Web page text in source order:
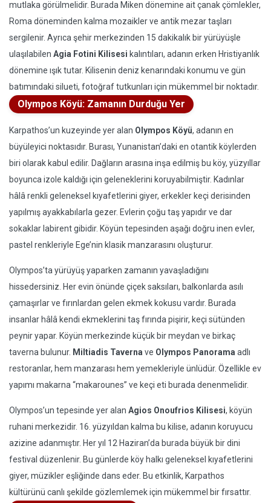
mutlaka görülmelidir. Burada Miken dönemine ait çanak çömlekler,
Roma döneminden kalma mozaikler ve antik mezar taşları
sergilenir. Ayrıca şehir merkezinden 15 dakikalık bir yürüyüşle
ulaşılabilen Agia Fotini Kilisesi kalıntıları, adanın erken Hristiyanlık
dönemine ışık tutar. Kilisenin deniz kenarındaki konumu ve gün
batımındaki silueti, fotoğraf tutkunları için mükemmel bir noktadır.
Olympos Köyü: Zamanın Durduğu Yer
Karpathos’un kuzeyinde yer alan Olympos Köyü, adanın en
büyüleyici noktasıdır. Burası, Yunanistan’daki en otantik köylerden
biri olarak kabul edilir. Dağların arasına inşa edilmiş bu köy, yüzyıllar
boyunca izole kaldığı için geleneklerini koruyabilmiştir. Kadınlar
hâlâ renkli geleneksel kıyafetlerini giyer, erkekler keçi derisinden
yapılmış ayakkabılarla gezer. Evlerin çoğu taş yapıdır ve dar
sokaklar labirent gibidir. Köyün tepesinden aşağı doğru inen evler,
pastel renkleriyle Ege’nin klasik manzarasını oluşturur.
Olympos’ta yürüyüş yaparken zamanın yavaşladığını
hissedersiniz. Her evin önünde çiçek saksıları, balkonlarda asılı
çamaşırlar ve fırınlardan gelen ekmek kokusu vardır. Burada
insanlar hâlâ kendi ekmeklerini taş fırında pişirir, keçi sütünden
peynir yapar. Köyün merkezinde küçük bir meydan ve birkaç
taverna bulunur. Miltiadis Taverna ve Olympos Panorama adlı
restoranlar, hem manzarası hem yemekleriyle ünlüdür. Özellikle ev
yapımı makarna “makarounes” ve keçi eti burada denenmelidir.
Olympos’un tepesinde yer alan Agios Onoufrios Kilisesi, köyün
ruhani merkezidir. 16. yüzyıldan kalma bu kilise, adanın koruyucu
azizine adanmıştır. Her yıl 12 Haziran’da burada büyük bir dini
festival düzenlenir. Bu günlerde köy halkı geleneksel kıyafetlerini
giyer, müzikler eşliğinde dans eder. Bu etkinlik, Karpathos
kültürünü canlı şekilde gözlemlemek için mükemmel bir fırsattır.